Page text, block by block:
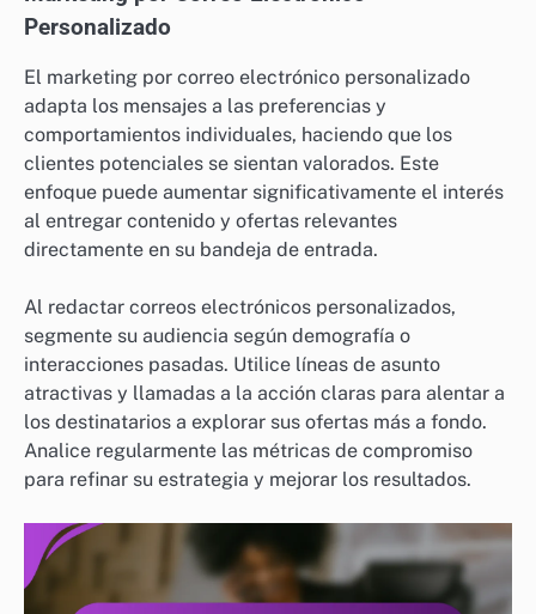
Personalizado
El marketing por correo electrónico personalizado
adapta los mensajes a las preferencias y
comportamientos individuales, haciendo que los
clientes potenciales se sientan valorados. Este
enfoque puede aumentar significativamente el interés
al entregar contenido y ofertas relevantes
directamente en su bandeja de entrada.
Al redactar correos electrónicos personalizados,
segmente su audiencia según demografía o
interacciones pasadas. Utilice líneas de asunto
atractivas y llamadas a la acción claras para alentar a
los destinatarios a explorar sus ofertas más a fondo.
Analice regularmente las métricas de compromiso
para refinar su estrategia y mejorar los resultados.